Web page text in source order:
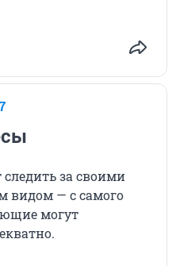
следить за своими
видом — с самого
могут